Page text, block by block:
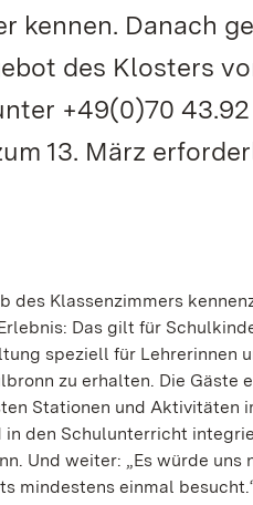
kennen. Danach
des Klosters
+49(0)70
13. März
des Klassenzimmers
Das gilt für
speziell für Lehrerinnen
zu erhalten. Die Gäste
Stationen und Aktivitäten
in den Schulunterricht
Und weiter: „Es würde
mindestens einmal